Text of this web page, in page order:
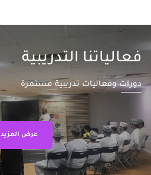
فعالياتنا التدريبية
دورات وفعاليات تدريبية مستمرة
عرض المزيد